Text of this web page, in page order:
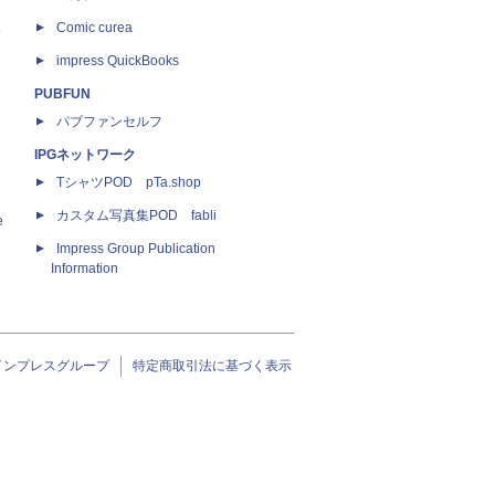
Comic curea
impress QuickBooks
PUBFUN
パブファンセルフ
IPGネットワーク
TシャツPOD pTa.shop
カスタム写真集POD fabli
Impress Group Publication
Information
ンプレスグループ 特定商取引法に基づく表示